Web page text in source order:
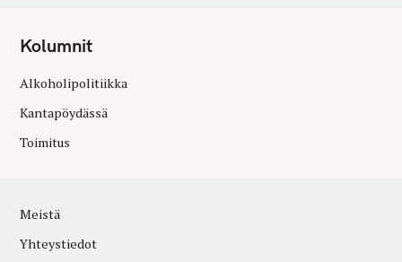
Kolumnit
Alkoholipolitiikka
Kantapöydässä
Toimitus
Meistä
Yhteystiedot